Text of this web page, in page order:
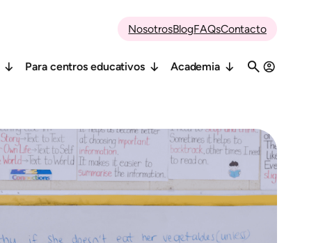
NosotrosBlogFAQsContacto
Para centros educativos Academia